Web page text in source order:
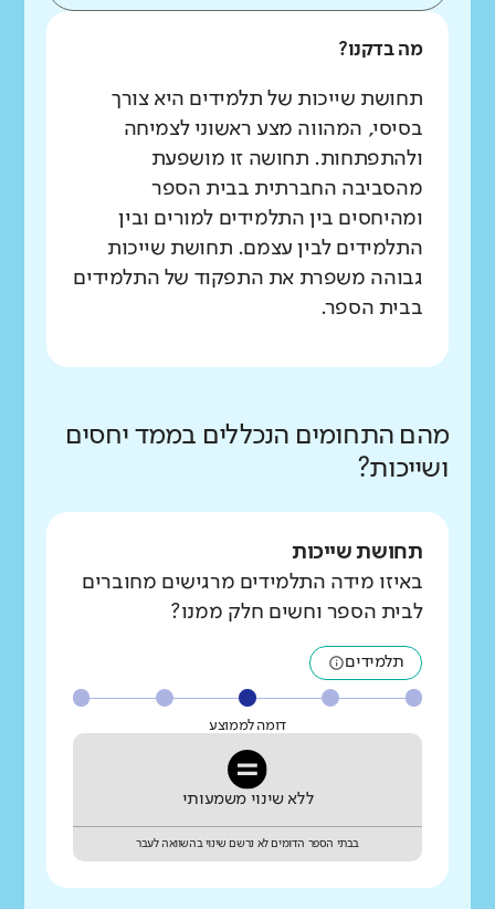
מה בדקנו?
תחושת שייכות של תלמידים היא צורך
בסיסי, המהווה מצע ראשוני לצמיחה
ולהתפתחות. תחושה זו מושפעת
מהסביבה החברתית בבית הספר
ומהיחסים בין התלמידים למורים ובין
התלמידים לבין עצמם. תחושת שייכות
גבוהה משפרת את התפקוד של התלמידים
בבית הספר.
מהם התחומים הנכללים בממד יחסים
ושייכות?
תחושת שייכות
באיזו מידה התלמידים מרגישים מחוברים
לבית הספר וחשים חלק ממנו?
תלמידים
דומה לממוצע
ללא שינוי משמעותי
בבתי הספר הדומים לא נרשם שינוי בהשוואה לעבר